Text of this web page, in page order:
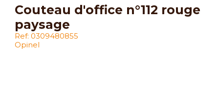
couteau d'office n°112 rouge
paysage
Ref: 0309480855
Opinel